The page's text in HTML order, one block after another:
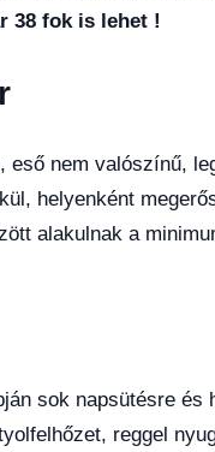
38 fok is lehet !
nem valószínű,
helyenként
alakulnak a
sok napsütésre és
reggel